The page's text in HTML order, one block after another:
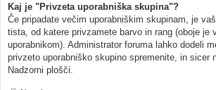
Kaj je "Privzeta uporabniška skupina"?
Če pripadate večim uporabniškim skupinam, je
tista, od katere privzamete barvo in rang (oboje je
uporabnikom). Administrator foruma lahko dodeli
privzeto uporabniško skupino spremenite, in sicer
Nadzorni plošči.